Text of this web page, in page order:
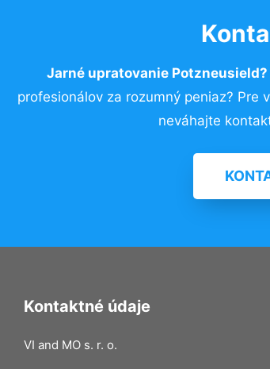
Jarné upratovanie Potzneusield?
profesionálov za rozumný peniaz? Pre
neváhajte
Kontaktné údaje
VI and MO s. r. o.